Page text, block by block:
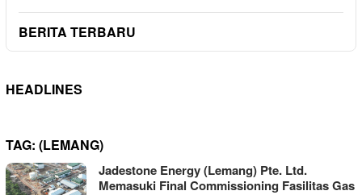
BERITA TERBARU
HEADLINES
TAG: (LEMANG)
Jadestone Energy (Lemang) Pte. Ltd.
Memasuki Final Commissioning Fasilitas Gas